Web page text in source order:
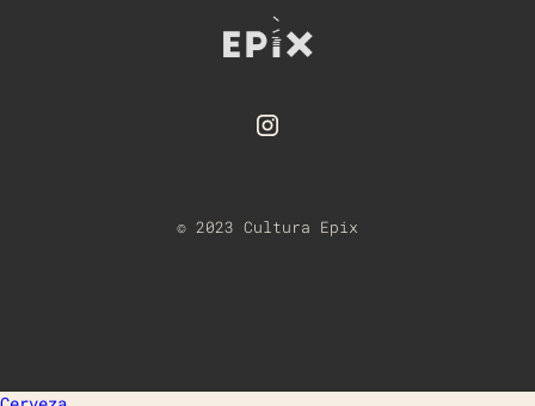
© 2023 Cultura Epix